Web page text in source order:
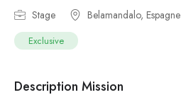
Stage Belamandalo, Espagne
Exclusive
Description Mission